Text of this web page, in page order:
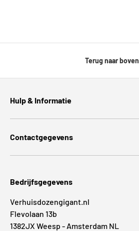
Terug naar boven
Hulp & Informatie
Contactgegevens
Bedrijfsgegevens
Verhuisdozengigant.nl
Flevolaan 13b
1382JX Weesp - Amsterdam NL